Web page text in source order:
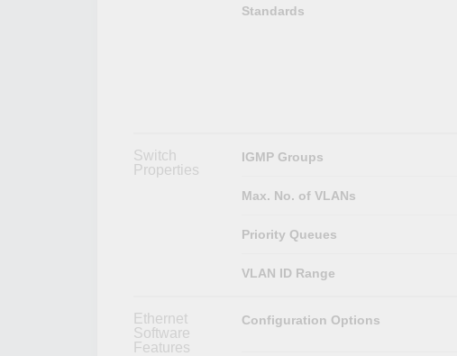
Standards
Switch
Properties
IGMP Groups
Max. No. of VLANs
Priority Queues
VLAN ID Range
Ethernet
Software
Features
Configuration Options